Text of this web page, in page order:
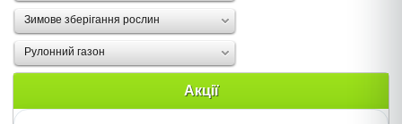
Зимове зберігання рослин
Рулонний газон
Акції